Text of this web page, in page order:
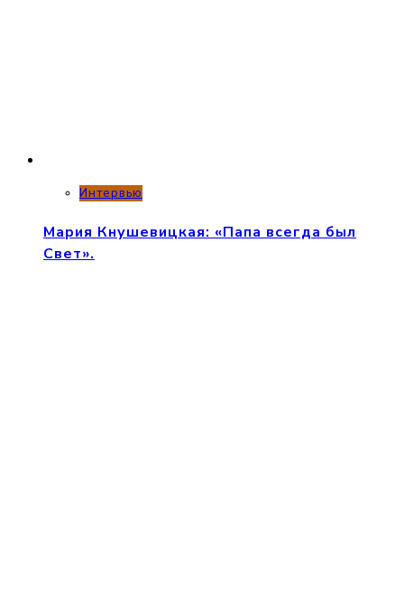
Интервью
Мария Кнушевицкая: «Папа всегда был
Свет».